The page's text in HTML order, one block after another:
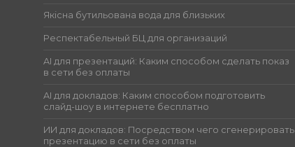
Якісна бутильована вода для близьких
Респектабельный БЦ для организаций
AI для презентаций: Каким способом сделать показ
в сети без оплаты
AI для докладов: Каким способом подготовить
слайд-шоу в интернете бесплатно
ИИ для докладов: Посредством чего сгенерировать
презентацию в сети без оплаты